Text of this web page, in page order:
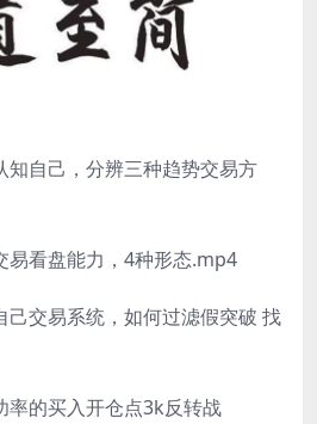
知自己，分辨三种趋势交易方
易看盘能力，4种形态.mp4
己交易系统，如何过滤假突破 找
率的买入开仓点3k反转战